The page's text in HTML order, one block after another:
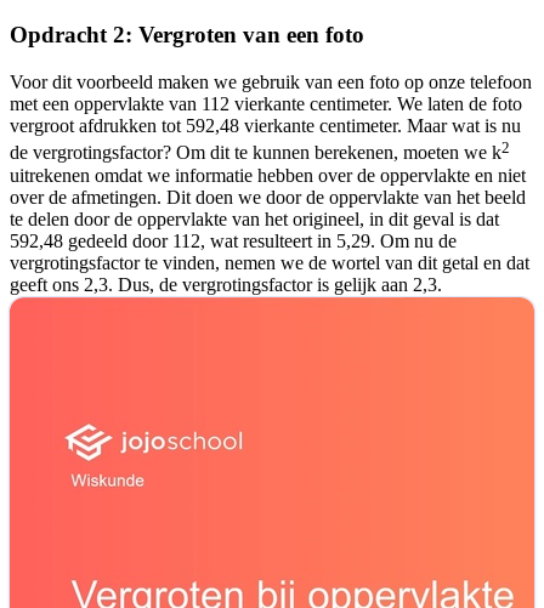
Opdracht 2: Vergroten van een foto
Voor dit voorbeeld maken we gebruik van een foto op onze telefoon
met een oppervlakte van 112 vierkante centimeter. We laten de foto
vergroot afdrukken tot 592,48 vierkante centimeter. Maar wat is nu
de vergrotingsfactor? Om dit te kunnen berekenen, moeten we k2
uitrekenen omdat we informatie hebben over de oppervlakte en niet
over de afmetingen. Dit doen we door de oppervlakte van het beeld
te delen door de oppervlakte van het origineel, in dit geval is dat
592,48 gedeeld door 112, wat resulteert in 5,29. Om nu de
vergrotingsfactor te vinden, nemen we de wortel van dit getal en dat
geeft ons 2,3. Dus, de vergrotingsfactor is gelijk aan 2,3.